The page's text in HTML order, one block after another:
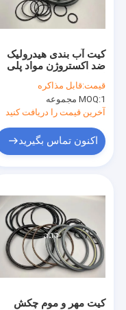
درباره ما
کنترل کیفیت
با ما تماس بگیرید
وبلاگ
کیت سیل سیلندر
کیت آب بندی هیدرولیک
ضد اکستروژن مواد پلی
SK60-5
قیمت:قابل مذاکره
MOQ:1 مجموعه
آخرین قیمت را دریافت کنید
اکنون تماس بگیرید
کیت مهر و موم چکش